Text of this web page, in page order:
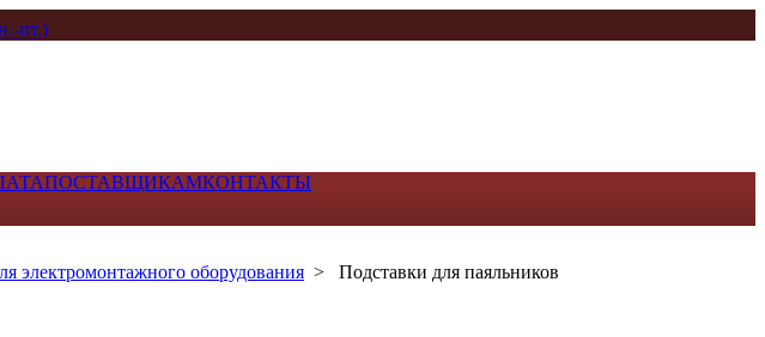
пт.)
ПОСТАВЩИКАМКОНТАКТЫ
электромонтажного оборудования > Подставки для паяльников